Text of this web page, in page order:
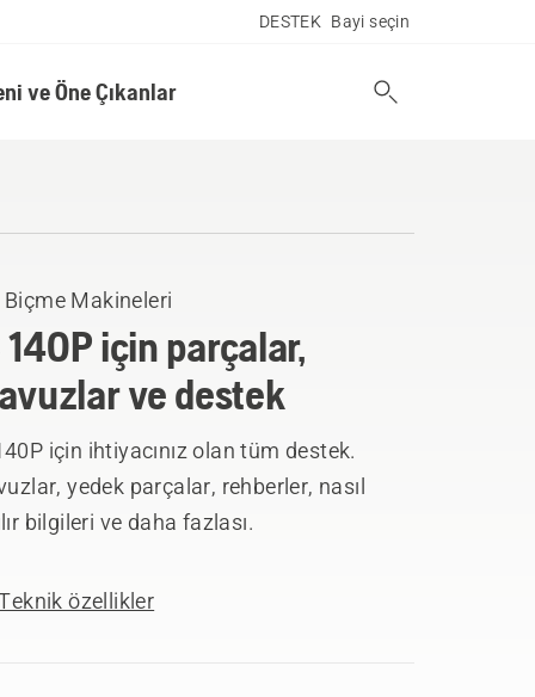
DESTEK Bayi seçin
ve Öne Çıkanlar
Biçme Makineleri
140P için parçalar,
ve destek
için ihtiyacınız olan tüm destek.
yedek parçalar, rehberler, nasıl
bilgileri ve daha fazlası.
özellikler